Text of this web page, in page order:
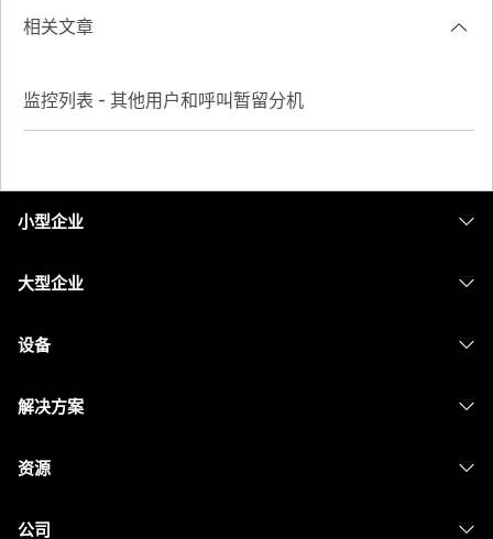
相关文章
监控列表 - 其他用户和呼叫暂留分机
小型企业
大型企业
设备
解决方案
资源
公司